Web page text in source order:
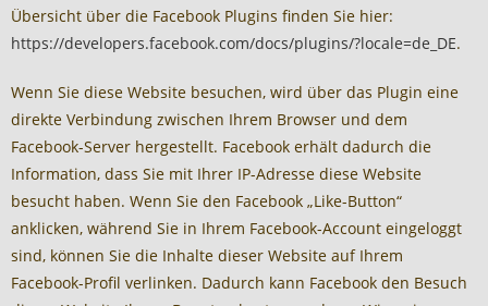
Übersicht über die Facebook Plugins finden Sie hier:
https://developers.facebook.com/docs/plugins/?locale=de_DE.
Wenn Sie diese Website besuchen, wird über das Plugin eine
direkte Verbindung zwischen Ihrem Browser und dem
Facebook-Server hergestellt. Facebook erhält dadurch die
Information, dass Sie mit Ihrer IP-Adresse diese Website
besucht haben. Wenn Sie den Facebook „Like-Button“
anklicken, während Sie in Ihrem Facebook-Account eingeloggt
sind, können Sie die Inhalte dieser Website auf Ihrem
Facebook-Profil verlinken. Dadurch kann Facebook den Besuch